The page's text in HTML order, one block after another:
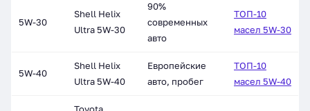
5W-30
Shell Helix
Ultra 5W-30
90%
современных
авто
ТОП-10
масел 5W-30
5W-40
Shell Helix
Ultra 5W-40
Европейские
авто, пробег
ТОП-10
масел 5W-40